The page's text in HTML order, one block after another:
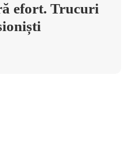
efort. Trucuri